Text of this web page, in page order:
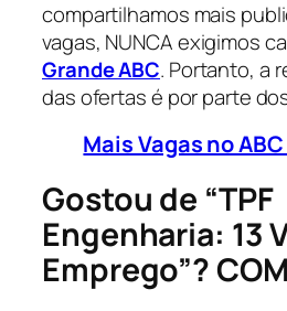
compartilhamos mais
vagas, NUNCA exigimos
Grande ABC. Portanto, a
das ofertas é por parte
Mais Vagas no
Gostou de “TPF
Engenharia: 13
Emprego”?